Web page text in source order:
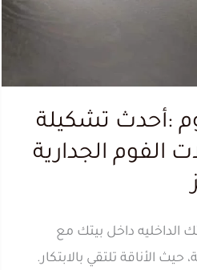
:أحدث تشكيلة
الفوم الجدارية
الداخليه داخل بيتك مع
حيث الأناقة تلتقي بالابتكار.